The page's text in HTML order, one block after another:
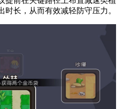
长，从而有效减轻防守压力。